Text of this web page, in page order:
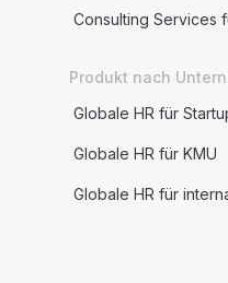
Consulting Services
Produkt nach
Globale HR für
Globale HR für KMU
Globale HR für